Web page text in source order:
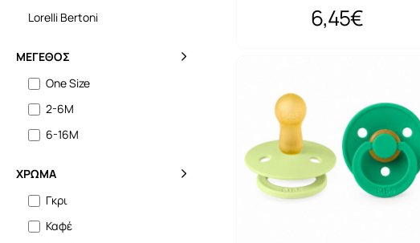
Lorelli Bertoni
ΜΈΓΕΘΟΣ
One Size
2-6Μ
6-16Μ
ΧΡΏΜΑ
Γκρι
Καφέ
6,45€